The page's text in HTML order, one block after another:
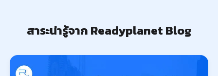
สาระน่ารู้จาก Readyplanet Blog